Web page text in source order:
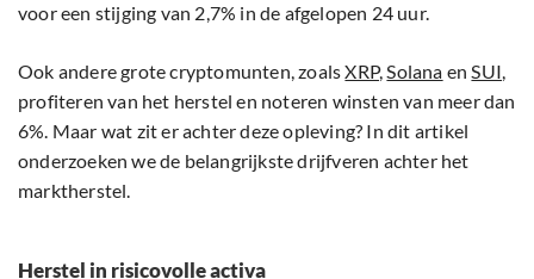
voor een stijging van 2,7% in de afgelopen 24 uur.
Ook andere grote cryptomunten, zoalsXRP,Solana enSUI,
profiteren van het herstel en noteren winsten van meer dan
6%. Maar wat zit er achter deze opleving? In dit artikel
onderzoeken we de belangrijkste drijfveren achter het
marktherstel.
Herstel in risicovolle activa